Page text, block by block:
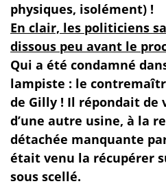
physiques, isolément) !
En clair, les politiciens
dissous peu avant le
Qui a été condamné
lampiste : le
de Gilly ! Il répondait de
d’une autre usine, à la
détachée manquante
était venu la récupérer
sous scellé.